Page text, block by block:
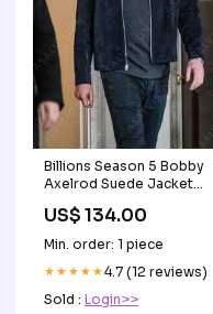
Billions Season 5 Bobby
Axelrod Suede Jacket
US$ 134.00
Min. order: 1 piece
★★★★★4.7 (12 reviews)
Sold : Login>>